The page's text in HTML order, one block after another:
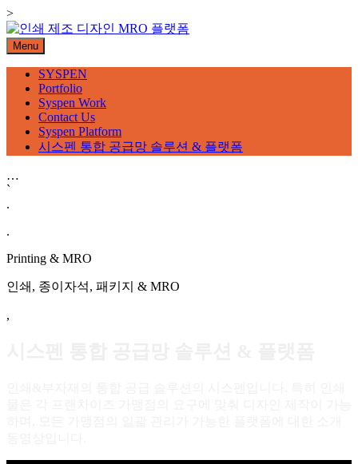
>Skip
to
content
Menu
SYSPEN
Portfolio
Syspen Work
Contact Us
Syspen Platform
시스펜 통합 공급망 솔루션 & 플랫폼
…
`
.
.
Printing & MRO
인쇄, 종이자석, 패키지 & MRO
,